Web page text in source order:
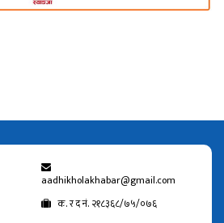
aadhikholakhabar@gmail.com
क. र द नं. २१८३६८/७५/०७६